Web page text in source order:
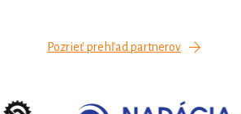
Pozrieť prehľad partnerov